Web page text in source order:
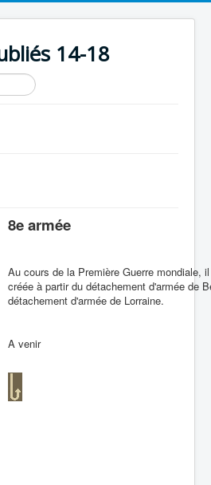
14-18
8e armée
Au cours de la Première Guerre mondiale,
créée à partir du détachement d'armée de
détachement d'armée de Lorraine.
A venir